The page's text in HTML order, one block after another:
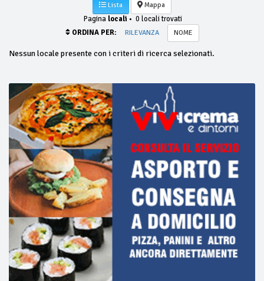
Lista Mappa
Pagina locali • 0 locali trovati
ORDINA PER:
RILEVANZA NOME
Nessun locale presente con i criteri di ricerca selezionati.